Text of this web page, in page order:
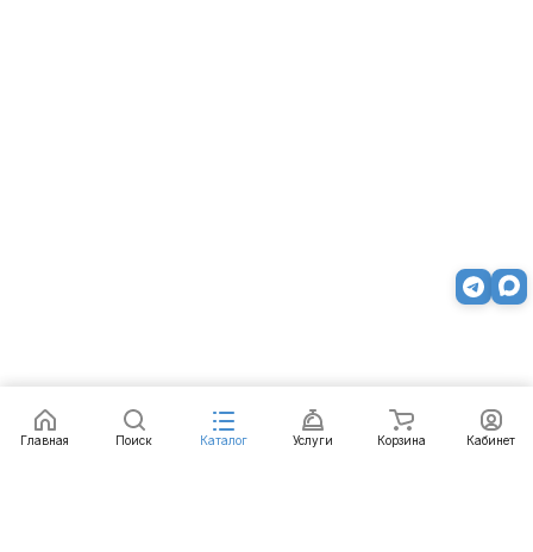
Заказать
Главная Поиск Каталог Услуги Корзина Кабинет